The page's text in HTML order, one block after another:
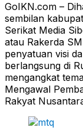
GoIKN.com –
sembilan
Serikat Media
atau Rakerda
penyatuan visi
berlangsung di
mengangkat
Mengawal
Rakyat